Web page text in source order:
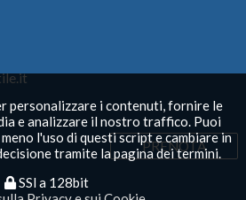
PRENOTA
personalizzare i contenuti, fornire le
e analizzare il nostro traffico. Puoi
l'uso di questi script e cambiare in
tramite la pagina dei termini.
SSl a 128bit